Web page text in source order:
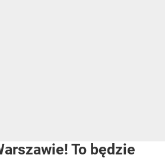
To będzie